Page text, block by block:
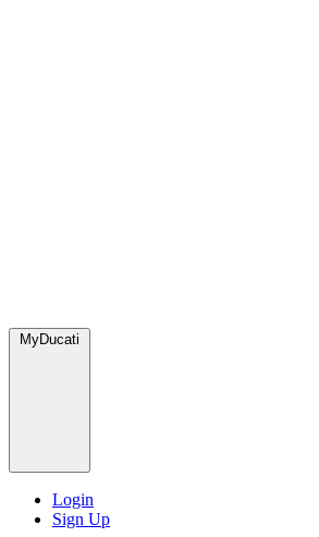
MyDucati
Login
Sign Up